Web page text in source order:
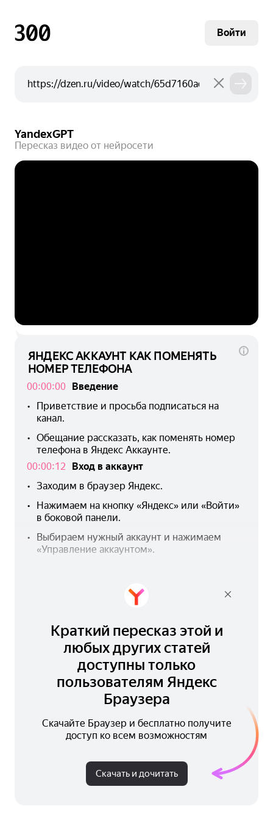
YandexGPT
Пересказ видео от нейросети
ЯНДЕКС АККАУНТ КАК ПОМЕНЯТЬ
НОМЕР ТЕЛЕФОНА
00:00:00
Введение
•
Приветствие и просьба подписаться на
канал.
•
Обещание рассказать, как поменять номер
телефона в Яндекс Аккаунте.
00:00:12
Вход в аккаунт
•
Заходим в браузер Яндекс.
•
Нажимаем на кнопку «Яндекс» или «Войти»
в боковой панели.
•
Выбираем нужный аккаунт и нажимаем
«Управление аккаунтом».
Краткий пересказ этой и
любых других статей
доступны только
пользователям Яндекс
Браузера
Скачайте Браузер и бесплатно получите
доступ ко всем возможностям
Скачать и дочитать
Войти